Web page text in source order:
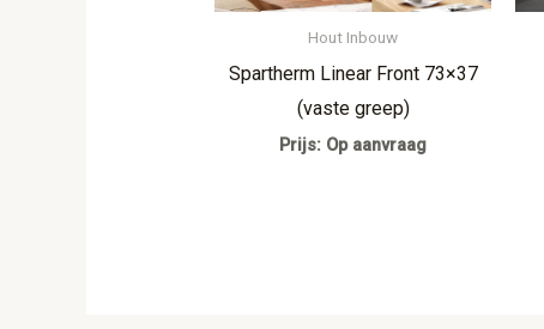
Hout Inbouw
Spartherm Linear Front 73×37
(vaste greep)
Prijs: Op aanvraag